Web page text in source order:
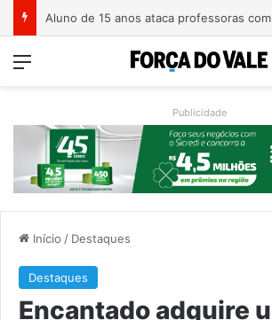
Menu
Publicidade
Início / Destaques
Destaques
Encantado adquire